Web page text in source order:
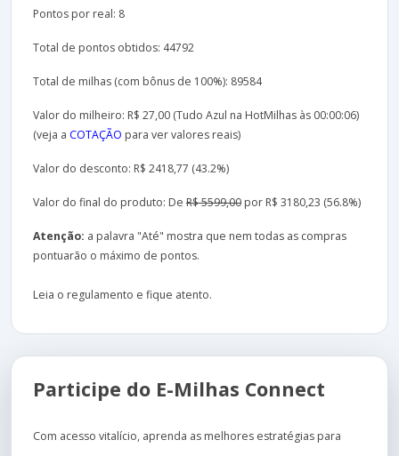
Pontos por real: 8
Total de pontos obtidos: 44792
Total de milhas (com bônus de 100%): 89584
Valor do milheiro: R$ 27,00 (Tudo Azul na HotMilhas às 00:00:06)
(veja a COTAÇÃO para ver valores reais)
Valor do desconto: R$ 2418,77 (43.2%)
Valor do final do produto: De R$ 5599,00 por R$ 3180,23 (56.8%)
Atenção: a palavra "Até" mostra que nem todas as compras
pontuarão o máximo de pontos.
Leia o regulamento e fique atento.
Participe do E-Milhas Connect
Com acesso vitalício, aprenda as melhores estratégias para